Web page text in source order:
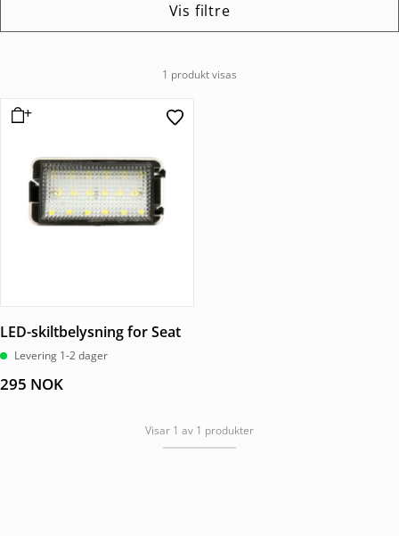
Vis filtre
1 produkt visas
LED-skiltbelysning for Seat
Levering 1-2 dager
295 NOK
Visar 1 av 1 produkter